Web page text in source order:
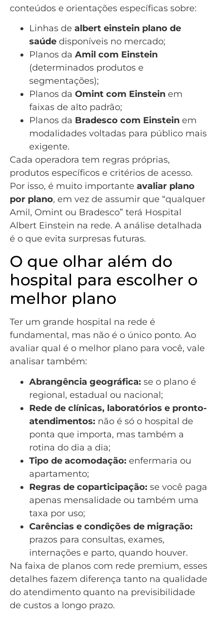
conteúdos e orientações específicas sobre:
Linhas de albert einstein plano de
saúde disponíveis no mercado;
Planos da Amil com Einstein
(determinados produtos e
segmentações);
Planos da Omint com Einstein em
faixas de alto padrão;
Planos da Bradesco com Einstein em
modalidades voltadas para público mais
exigente.
Cada operadora tem regras próprias,
produtos específicos e critérios de acesso.
Por isso, é muito importante avaliar plano
por plano, em vez de assumir que “qualquer
Amil, Omint ou Bradesco” terá Hospital
Albert Einstein na rede. A análise detalhada
é o que evita surpresas futuras.
O que olhar além do
hospital para escolher o
melhor plano
Ter um grande hospital na rede é
fundamental, mas não é o único ponto. Ao
avaliar qual é o melhor plano para você, vale
analisar também:
Abrangência geográfica: se o plano é
regional, estadual ou nacional;
Rede de clínicas, laboratórios e pronto-
atendimentos: não é só o hospital de
ponta que importa, mas também a
rotina do dia a dia;
Tipo de acomodação: enfermaria ou
apartamento;
Regras de coparticipação: se você paga
apenas mensalidade ou também uma
taxa por uso;
Carências e condições de migração:
prazos para consultas, exames,
internações e parto, quando houver.
Na faixa de planos com rede premium, esses
detalhes fazem diferença tanto na qualidade
do atendimento quanto na previsibilidade
de custos a longo prazo.